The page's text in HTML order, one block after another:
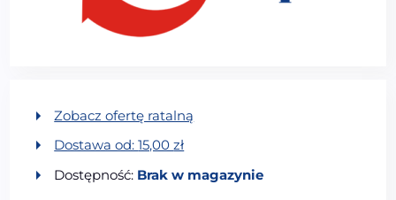
Zobacz ofertę ratalną
Dostawa od:15,00zł
Dostępność: Brak w magazynie